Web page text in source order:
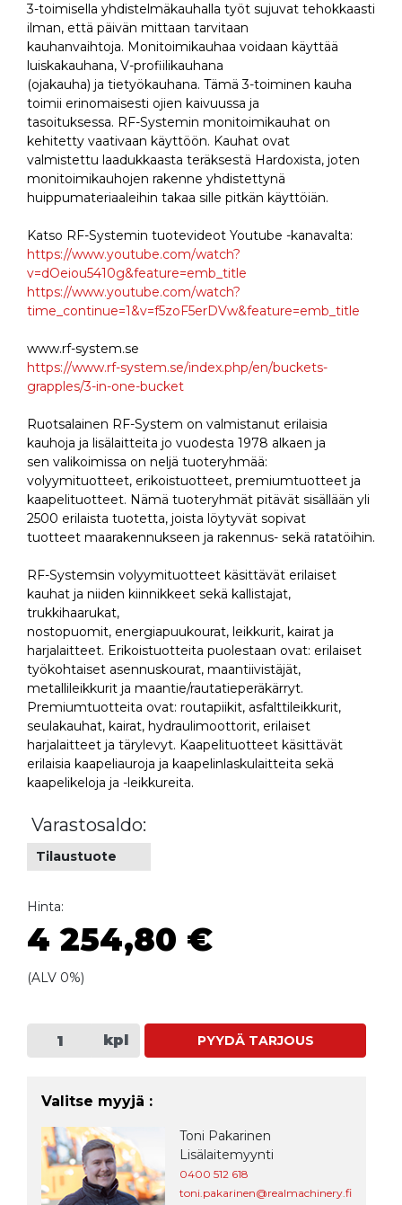
3-toimisella yhdistelmäkauhalla työt sujuvat tehokkaasti
ilman, että päivän mittaan tarvitaan
kauhanvaihtoja. Monitoimikauhaa voidaan käyttää
luiskakauhana, V-profiilikauhana
(ojakauha) ja tietyökauhana. Tämä 3-toiminen kauha
toimii erinomaisesti ojien kaivuussa ja
tasoituksessa. RF-Systemin monitoimikauhat on
kehitetty vaativaan käyttöön. Kauhat ovat
valmistettu laadukkaasta teräksestä Hardoxista, joten
monitoimikauhojen rakenne yhdistettynä
huippumateriaaleihin takaa sille pitkän käyttöiän.
Katso RF-Systemin tuotevideot Youtube -kanavalta:
https://www.youtube.com/watch?
v=dOeiou5410g&feature=emb_title
https://www.youtube.com/watch?
time_continue=1&v=f5zoF5erDVw&feature=emb_title
www.rf-system.se
https://www.rf-system.se/index.php/en/buckets-
grapples/3-in-one-bucket
Ruotsalainen RF-System on valmistanut erilaisia
kauhoja ja lisälaitteita jo vuodesta 1978 alkaen ja
sen valikoimissa on neljä tuoteryhmää:
volyymituotteet, erikoistuotteet, premiumtuotteet ja
kaapelituotteet. Nämä tuoteryhmät pitävät sisällään yli
2500 erilaista tuotetta, joista löytyvät sopivat
tuotteet maarakennukseen ja rakennus- sekä ratatöihin.
RF-Systemsin volyymituotteet käsittävät erilaiset
kauhat ja niiden kiinnikkeet sekä kallistajat,
trukkihaarukat,
nostopuomit, energiapuukourat, leikkurit, kairat ja
harjalaitteet. Erikoistuotteita puolestaan ovat: erilaiset
työkohtaiset asennuskourat, maantiivistäjät,
metallileikkurit ja maantie/rautatieperäkärryt.
Premiumtuotteita ovat: routapiikit, asfalttileikkurit,
seulakauhat, kairat, hydraulimoottorit, erilaiset
harjalaitteet ja tärylevyt. Kaapelituotteet käsittävät
erilaisia kaapeliauroja ja kaapelinlaskulaitteita sekä
kaapelikeloja ja -leikkureita.
Varastosaldo:
Tilaustuote
Hinta:
4 254,80 €
(ALV 0%)
kpl PYYDÄ TARJOUS
Valitse myyjä :
Toni Pakarinen
Lisälaitemyynti
0400 512 618
toni.pakarinen@realmachinery.fi